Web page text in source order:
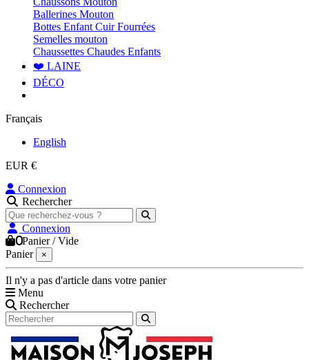
Ballerines Mouton
Bottes Enfant Cuir Fourrées
Semelles mouton
Chaussettes Chaudes Enfants
❤️ LAINE
DÉCO
Français
English
EUR €
Connexion
Rechercher
Connexion
0Panier /Vide
Panier
×
Il n'y a pas d'article dans votre panier
Menu
Rechercher